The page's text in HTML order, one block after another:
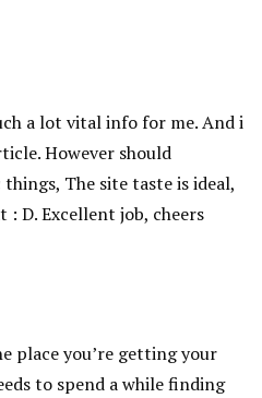
a lot vital info for me. And i
However should
The site taste is ideal,
D. Excellent job, cheers
place you’re getting your
to spend a while finding